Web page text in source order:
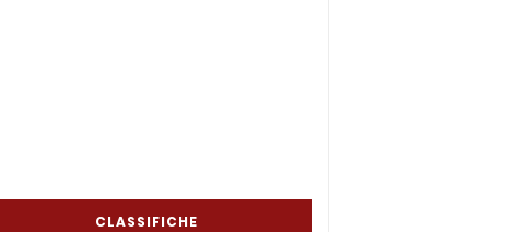
CLASSIFICHE